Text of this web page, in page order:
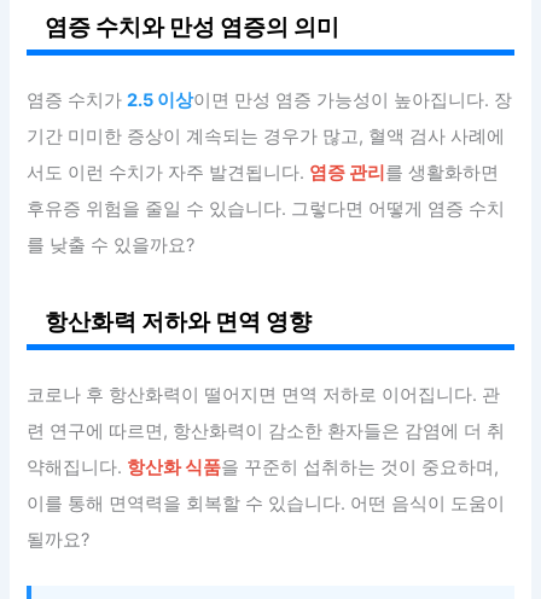
염증 수치와 만성 염증의 의미
염증 수치가2.5 이상이면 만성 염증 가능성이 높아집니다. 장
기간 미미한 증상이 계속되는 경우가 많고, 혈액 검사 사례에
서도 이런 수치가 자주 발견됩니다. 염증 관리를 생활화하면
후유증 위험을 줄일 수 있습니다. 그렇다면 어떻게 염증 수치
를 낮출 수 있을까요?
항산화력 저하와 면역 영향
코로나 후 항산화력이 떨어지면 면역 저하로 이어집니다. 관
련 연구에 따르면, 항산화력이 감소한 환자들은 감염에 더 취
약해집니다. 항산화 식품을 꾸준히 섭취하는 것이 중요하며,
이를 통해 면역력을 회복할 수 있습니다. 어떤 음식이 도움이
될까요?